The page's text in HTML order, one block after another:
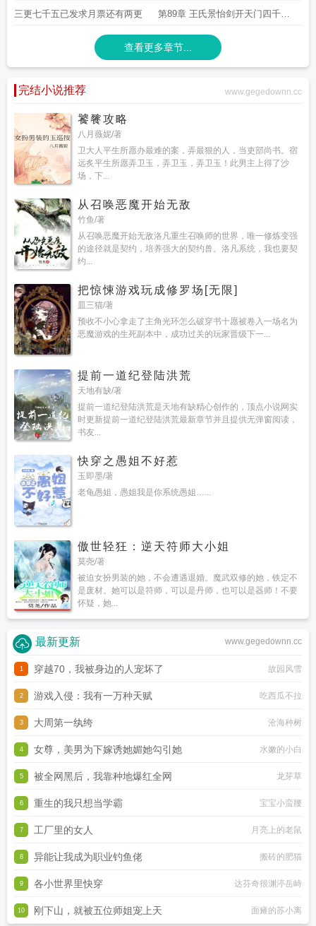
二更 知道的第三更
三更七千五已发求月票还有两更 第89章 王氏景怡剑开天门四千字
日更一万二求月票
查看更多章节...
完结小说推荐 www.gegedownn.cc
饕餮攻略
八月薇妮/著
卫大人平生所愿办最难的案，弄最狠的人，当吏部尚书。宿
远炙平生所愿弄卫玉，弄卫玉，弄卫玉！此男主上得了沙
场，下...
从召唤恶魔开始无敌
竹鱼/著
从召唤恶魔开始无敌洛凡重生召唤师的世界，唯一修炼变强
的途径就是契约，培养强大的契约兽。洛凡系统，我也要契
约...
把惊悚游戏玩成修罗场[无限]
皿三猫/著
预收不小心拿走了主角光环怎么破穿书十愿被卷入一场名为
恶魔游戏的生死副本中，成功过关的玩家晋级下一...
提前一道纪登陆洪荒
天地有缺/著
提前一道纪登陆洪荒是天地有缺精心创作的，顶点小说网实
时更新提前一道纪登陆洪荒最新章节并且提供无弹窗阅读，
书友...
快穿之愚姐不好惹
玉即墨/著
老龟愚姐，愚姐我是你系统愚姐…...
傲世轻狂：逆天符师大小姐
莫尧/著
被迫女扮男装的她，不会遭遇退婚。魔武双修的她，铁定不
是废材。她可以是符师，可以是丹师，也可以是器师！不要
怀疑，她...
www.gegedownn.cc
最新更新
1 穿越70，我被身边的人宠坏了 故园风雪
2 游戏入侵：我有一万种天赋 吃西瓜不拉
3 大周第一纨绔 沧海种树
4 女尊，美男为下嫁诱她媚她勾引她 水嫩的小白
5 被全网黑后，我靠种地爆红全网 龙芽草
6 重生的我只想当学霸 宝宝小蛮腰
7 工厂里的女人 月亮上的老鼠
8 异能让我成为职业钓鱼佬 搬砖的肥猫
9 各小世界里快穿 达芬奇很渊渟岳峙
10 刚下山，就被五位师姐宠上天 面瘫的苏小离